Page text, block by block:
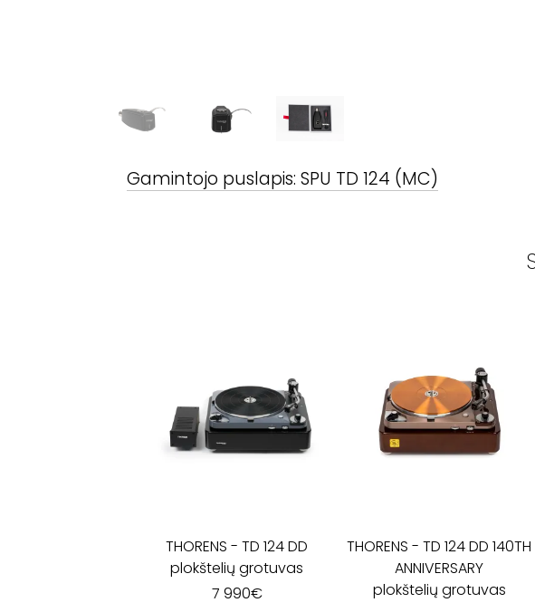
Gamintojo puslapis: SPU TD 124 (MC)
THORENS -TD 124 DD
plokštelių grotuvas
7 990€
THORENS -TD 124 DD 140TH
ANNIVERSARY
plokštelių grotuvas